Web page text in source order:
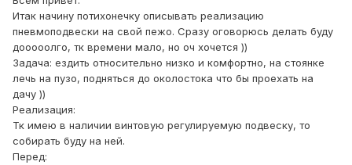
Итак начину потихонечку описывать реализацию
пневмоподвески на свой пежо. Сразу оговорюсь делать буду
дооооолго, тк времени мало, но оч хочется ))
Задача: ездить относительно низко и комфортно, на стоянке
лечь на пузо, подняться до околостока что бы проехать на
дачу ))
Реализация:
Тк имею в наличии винтовую регулируемую подвеску, то
собирать буду на ней.
Перед: